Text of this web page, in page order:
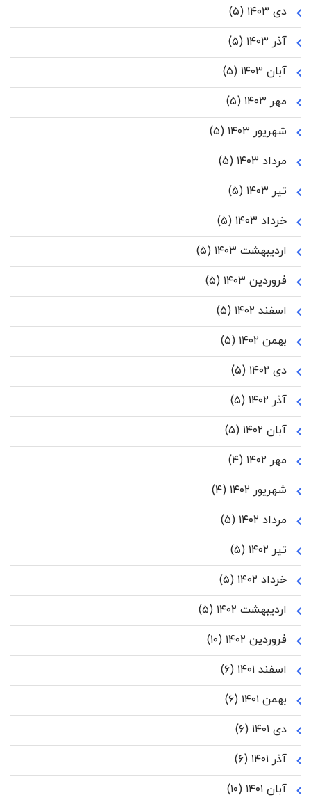
دی ۱۴۰۳
(۵)
آذر ۱۴۰۳
(۵)
آبان ۱۴۰۳
(۵)
مهر ۱۴۰۳
(۵)
شهریور ۱۴۰۳
(۵)
مرداد ۱۴۰۳
(۵)
تیر ۱۴۰۳
(۵)
خرداد ۱۴۰۳
(۵)
اردیبهشت ۱۴۰۳
(۵)
فروردین ۱۴۰۳
(۵)
اسفند ۱۴۰۲
(۵)
بهمن ۱۴۰۲
(۵)
دی ۱۴۰۲
(۵)
آذر ۱۴۰۲
(۵)
آبان ۱۴۰۲
(۵)
مهر ۱۴۰۲
(۴)
شهریور ۱۴۰۲
(۴)
مرداد ۱۴۰۲
(۵)
تیر ۱۴۰۲
(۵)
خرداد ۱۴۰۲
(۵)
اردیبهشت ۱۴۰۲
(۵)
فروردین ۱۴۰۲
(۱۰)
اسفند ۱۴۰۱
(۶)
بهمن ۱۴۰۱
(۶)
دی ۱۴۰۱
(۶)
آذر ۱۴۰۱
(۶)
آبان ۱۴۰۱
(۱۰)